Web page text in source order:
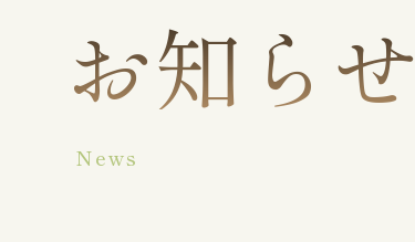
お知らせ
News